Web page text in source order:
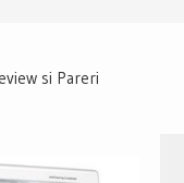
si Pareri